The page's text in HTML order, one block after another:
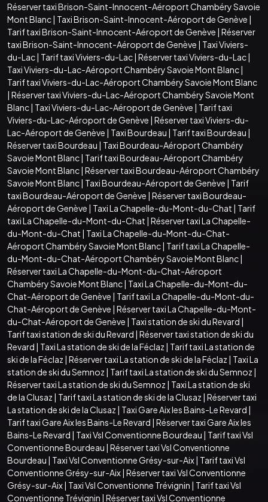
Réserver taxi Brison-Saint-Innocent-Aéroport Chambéry Savoie
Mont Blanc| Taxi Brison-Saint-Innocent-Aéroport de Genève |
Tarif taxi Brison-Saint-Innocent-Aéroport de Genève | Réserver
taxi Brison-Saint-Innocent-Aéroport de Genève | Taxi Viviers-
du-Lac| Tarif taxi Viviers-du-Lac| Réserver taxi Viviers-du-Lac|
Taxi Viviers-du-Lac-Aéroport Chambéry Savoie Mont Blanc|
Tarif taxi Viviers-du-Lac-Aéroport Chambéry Savoie Mont Blanc
| Réserver taxi Viviers-du-Lac-Aéroport Chambéry Savoie Mont
Blanc| Taxi Viviers-du-Lac-Aéroport de Genève | Tarif taxi
Viviers-du-Lac-Aéroport de Genève | Réserver taxi Viviers-du-
Lac-Aéroport de Genève | Taxi Bourdeau | Tarif taxi Bourdeau |
Réserver taxi Bourdeau | Taxi Bourdeau-Aéroport Chambéry
Savoie Mont Blanc| Tarif taxi Bourdeau-Aéroport Chambéry
Savoie Mont Blanc| Réserver taxi Bourdeau-Aéroport Chambéry
Savoie Mont Blanc| Taxi Bourdeau-Aéroport de Genève | Tarif
taxi Bourdeau-Aéroport de Genève | Réserver taxi Bourdeau-
Aéroport de Genève | Taxi La Chapelle-du-Mont-du-Chat | Tarif
taxi La Chapelle-du-Mont-du-Chat | Réserver taxi La Chapelle-
du-Mont-du-Chat | Taxi La Chapelle-du-Mont-du-Chat-
Aéroport Chambéry Savoie Mont Blanc| Tarif taxi La Chapelle-
du-Mont-du-Chat-Aéroport Chambéry Savoie Mont Blanc|
Réserver taxi La Chapelle-du-Mont-du-Chat-Aéroport
Chambéry Savoie Mont Blanc| Taxi La Chapelle-du-Mont-du-
Chat-Aéroport de Genève | Tarif taxi La Chapelle-du-Mont-du-
Chat-Aéroport de Genève | Réserver taxi La Chapelle-du-Mont-
du-Chat-Aéroport de Genève | Taxi station de ski du Revard |
Tarif taxi station de ski du Revard | Réserver taxi station de ski du
Revard | Taxi La station de ski de la Féclaz | Tarif taxi La station de
ski de la Féclaz | Réserver taxi La station de ski de la Féclaz | Taxi La
station de ski du Semnoz | Tarif taxi La station de ski du Semnoz |
Réserver taxi La station de ski du Semnoz | Taxi La station de ski
de la Clusaz | Tarif taxi La station de ski de la Clusaz | Réserver taxi
La station de ski de la Clusaz | Taxi Gare Aix les Bains-Le Revard |
Tarif taxi Gare Aix les Bains-Le Revard | Réserver taxi Gare Aix les
Bains-Le Revard | Taxi Vsl Conventionne Bourdeau | Tarif taxi Vsl
Conventionne Bourdeau | Réserver taxi Vsl Conventionne
Bourdeau | Taxi Vsl Conventionne Grésy-sur-Aix| Tarif taxi Vsl
Conventionne Grésy-sur-Aix| Réserver taxi Vsl Conventionne
Grésy-sur-Aix| Taxi Vsl Conventionne Trévignin | Tarif taxi Vsl
Conventionne Trévignin | Réserver taxi Vsl Conventionne